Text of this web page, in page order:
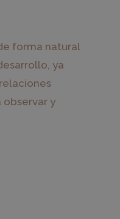
forma natural
ya
y